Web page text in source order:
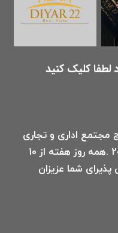
اداری و تجاری
سرزمین آفتاب طبقه 2 واحد 206 .همه روز هفته از 10
پذیرای شما عزیزان
کلیک کنید